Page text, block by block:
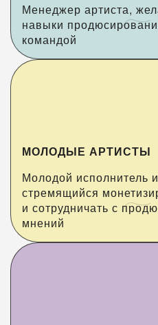
Менеджер артиста,
навыки
командой
МОЛОДЫЕ АРТИСТЫ
Молодой исполнитель
стремящийся
и сотрудничать с
мнений